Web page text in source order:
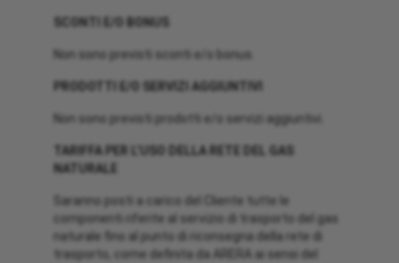
SCONTI E/O BONUS
Non sono previsti sconti e/o bonus.
PRODOTTI E/O SERVIZI AGGIUNTIVI
Non sono previsti prodotti e/o servizi aggiuntivi.
TARIFFA PER L’USO DELLA RETE DEL GAS
NATURALE
Saranno posti a carico del Cliente tutte le
componenti riferite al servizio di trasporto del gas
naturale fino al punto di riconsegna della rete di
trasporto, come definita da ARERA ai sensi del